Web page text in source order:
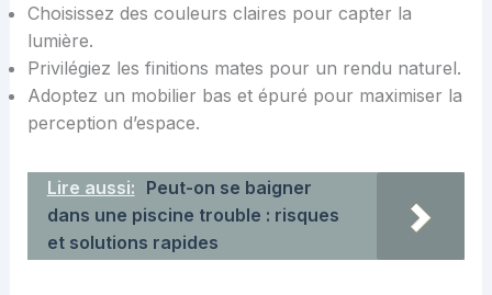
Choisissez des couleurs claires pour capter la
lumière.
Privilégiez les finitions mates pour un rendu naturel.
Adoptez un mobilier bas et épuré pour maximiser la
perception d’espace.
Lire aussi: Peut-on se baigner
dans une piscine trouble : risques
et solutions rapides